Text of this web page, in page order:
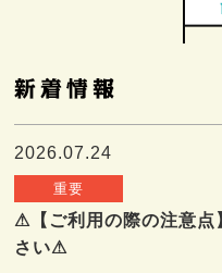
2026.07.24
重要
⚠【ご利用の際の注意点
さい⚠